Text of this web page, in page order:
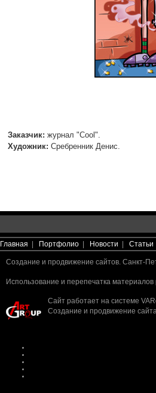
Заказчик: журнал "Cool".
Художник: Сребренник Денис.
Главная Портфолио Новости Статьи
Создание и продвижение сайтов. Санкт-
Использование и перепечатка
Сайт работает на системе
Создание и продвижение